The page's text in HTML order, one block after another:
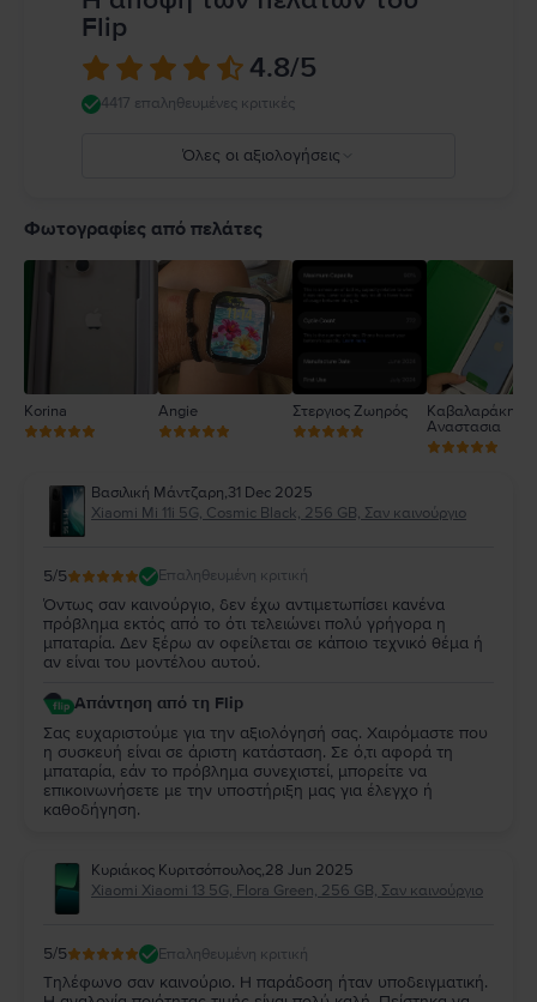
Flip
4.8/5
4417 επαληθευμένες κριτικές
Όλες οι αξιολογήσεις
4
2
1
Φωτογραφίες από πελάτες
Korina Angie Στεργιος Ζωηρός
Καβαλαράκη
Αναστασια
Βασιλική Μάντζαρη,31 Dec 2025
Xiaomi Mi 11i 5G, Cosmic Black, 256 GB, Σαν καινούργιο
5/5 Επαληθευμένη κριτική
Όντως σαν καινούργιο, δεν έχω αντιμετωπίσει κανένα
πρόβλημα εκτός από το ότι τελειώνει πολύ γρήγορα η
μπαταρία. Δεν ξέρω αν οφείλεται σε κάποιο τεχνικό θέμα ή
αν είναι του μοντέλου αυτού.
Απάντηση από τη Flip
Σας ευχαριστούμε για την αξιολόγησή σας. Χαιρόμαστε που
η συσκευή είναι σε άριστη κατάσταση. Σε ό,τι αφορά τη
μπαταρία, εάν το πρόβλημα συνεχιστεί, μπορείτε να
επικοινωνήσετε με την υποστήριξη μας για έλεγχο ή
καθοδήγηση.
Κυριάκος Κυριτσόπουλος,28 Jun 2025
Xiaomi Xiaomi 13 5G, Flora Green, 256 GB, Σαν καινούργιο
5/5 Επαληθευμένη κριτική
Τηλέφωνο σαν καινούριο. Η παράδοση ήταν υποδειγματική.